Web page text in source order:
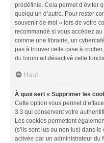
prédéfinie. Cela permet d’éviter
quelqu’un d’autre. Pour rester
souvenir de moi » lors de votre
recommandé si vous accédez
comme une librairie, un
pas à trouver cette case à
du forum ait désactivé cette
Haut
À quoi sert « Supprimer les
Cette option vous permet
3.3 qui conservent votre
Les cookies permettent
(s’ils sont lus ou non lus) dans
activée par un administrateur du